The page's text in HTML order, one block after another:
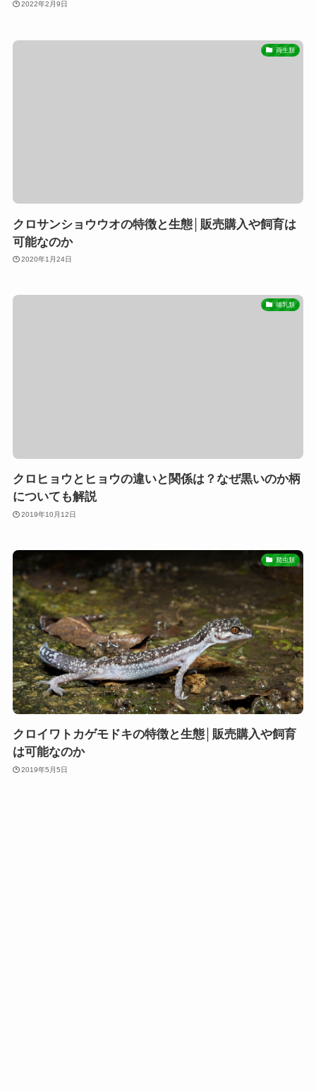
2022年2月9日
両生類
クロサンショウウオの特徴と生態│販売購入や飼育は
可能なのか
2020年1月24日
哺乳類
クロヒョウとヒョウの違いと関係は？なぜ黒いのか柄
についても解説
2019年10月12日
爬虫類
クロイワトカゲモドキの特徴と生態│販売購入や飼育
は可能なのか
2019年5月5日